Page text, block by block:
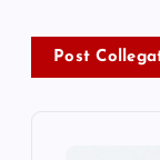
a
v
Post